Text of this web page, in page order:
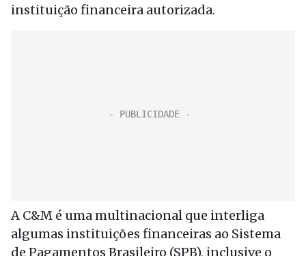
instituição financeira autorizada.
A C&M é uma multinacional que interliga
algumas instituições financeiras ao Sistema
de Pagamentos Brasileiro (SPB), inclusive o